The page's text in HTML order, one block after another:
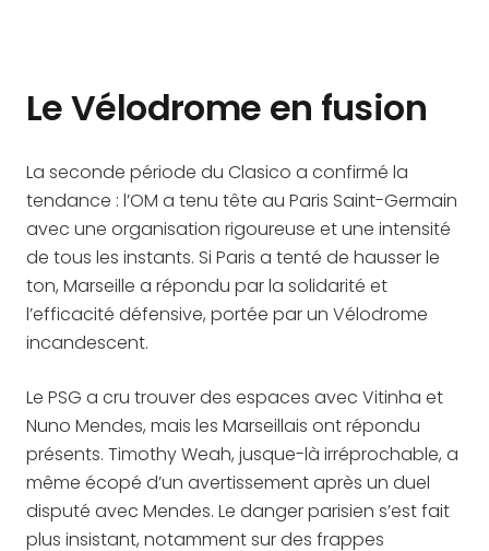
Le Vélodrome en fusion
La seconde période du Clasico a confirmé la
tendance : l’OM a tenu tête au Paris Saint-Germain
avec une organisation rigoureuse et une intensité
de tous les instants. Si Paris a tenté de hausser le
ton, Marseille a répondu par la solidarité et
l’efficacité défensive, portée par un Vélodrome
incandescent.
Le PSG a cru trouver des espaces avec Vitinha et
Nuno Mendes, mais les Marseillais ont répondu
présents. Timothy Weah, jusque-là irréprochable, a
même écopé d’un avertissement après un duel
disputé avec Mendes. Le danger parisien s’est fait
plus insistant, notamment sur des frappes